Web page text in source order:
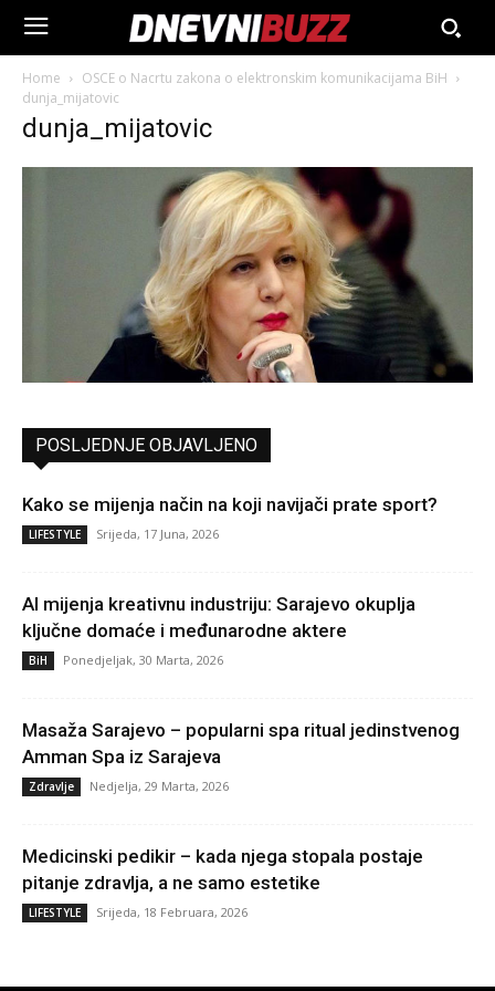
Home
OSCE o Nacrtu zakona o elektronskim komunikacijama BiH
dunja_mijatovic
dunja_mijatovic
POSLJEDNJE OBJAVLJENO
Kako se mijenja način na koji navijači prate sport?
LIFESTYLE Srijeda, 17 Juna, 2026
AI mijenja kreativnu industriju: Sarajevo okuplja
ključne domaće i međunarodne aktere
BiH Ponedjeljak, 30 Marta, 2026
Masaža Sarajevo – popularni spa ritual jedinstvenog
Amman Spa iz Sarajeva
Zdravlje Nedjelja, 29 Marta, 2026
Medicinski pedikir – kada njega stopala postaje
pitanje zdravlja, a ne samo estetike
LIFESTYLE Srijeda, 18 Februara, 2026